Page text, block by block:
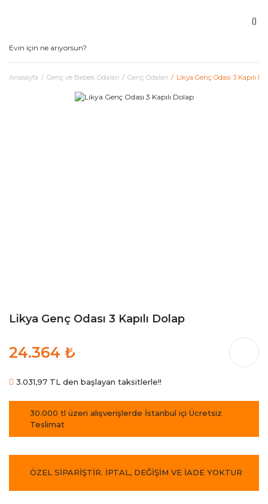
Anasayfa Genç ve Bebek Odaları Genç Odaları Likya Genç Odası 3 Kapılı
Likya Genç Odası 3 Kapılı Dolap
24.364 ₺
3.031,97 TL den başlayan taksitlerle!!
30.000 tl üzeri alışverişlerde İstanbul içi Ücretsiz
Teslimat
ÖZEL SİPARİŞTİR. İPTAL, DEĞİŞİM VE İADE YOKTUR